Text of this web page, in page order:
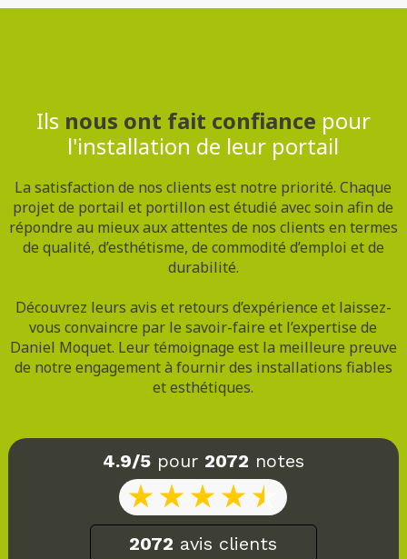
Ils nous ont fait confiance pour
l'installation de leur portail
La satisfaction de nos clients est notre priorité. Chaque
projet de portail et portillon est étudié avec soin afin de
répondre au mieux aux attentes de nos clients en termes
de qualité, d’esthétisme, de commodité d’emploi et de
durabilité.
Découvrez leurs avis et retours d’expérience et laissez-
vous convaincre par le savoir-faire et l’expertise de
Daniel Moquet. Leur témoignage est la meilleure preuve
de notre engagement à fournir des installations fiables
et esthétiques.
4.9/5pour 2072 notes
2072 avis clients